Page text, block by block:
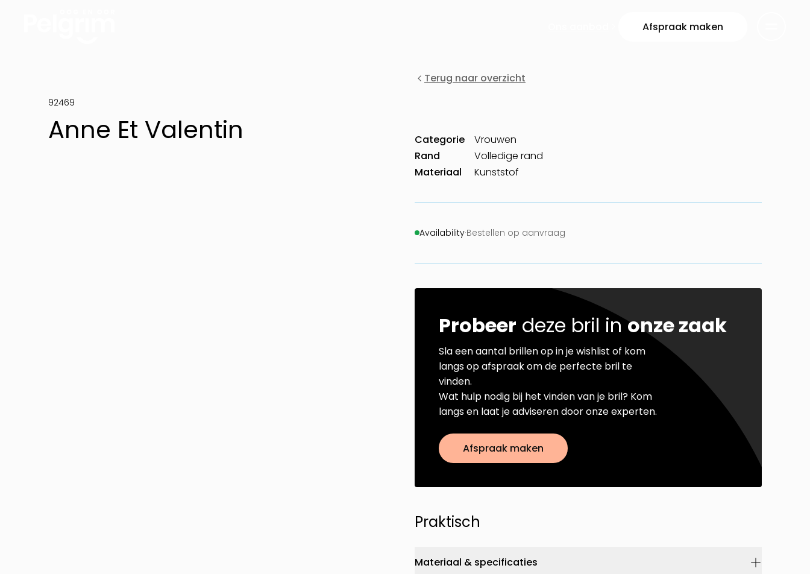
Afspraak maken
92469
Anne Et Valentin
Terug naar overzicht
Categorie
Vrouwen
Rand
Volledige rand
Materiaal
Kunststof
Availability·Bestellen op aanvraag
Probeer deze bril inonze zaak
Sla een aantal brillen op in je wishlist of kom
langs op afspraak om de perfecte bril te
vinden.
Wat hulp nodig bij het vinden van je bril? Kom
langs en laat je adviseren door onze experten.
Afspraak maken
Praktisch
Materiaal & specificaties